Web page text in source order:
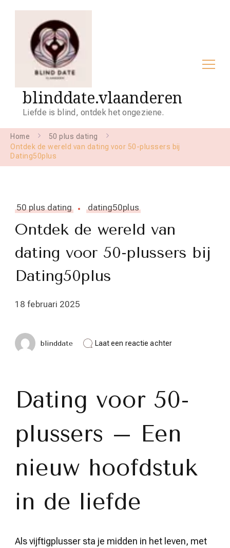
blinddate.vlaanderen
Liefde is blind, ontdek het ongeziene.
Home
50 plus dating
Ontdek de wereld van dating voor 50-plussers bij
Dating50plus
50 plus dating dating50plus
Ontdek de wereld van
dating voor 50-plussers bij
Dating50plus
18 februari 2025
blinddate Laat een reactie achterop
dating
voor
50-
Dating50plus
Dating voor 50-
plussers – Een
nieuw hoofdstuk
in de liefde
Als vijftigplusser sta je midden in het leven, met